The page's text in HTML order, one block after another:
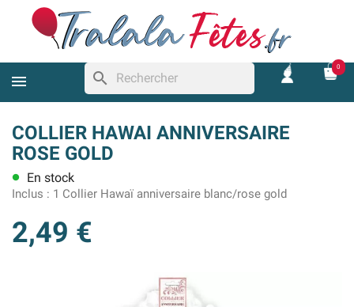
search
0
COLLIER HAWAI ANNIVERSAIRE
ROSE GOLD
lens En stock
Inclus : 1 Collier Hawaï anniversaire blanc/rose gold
2,49 €